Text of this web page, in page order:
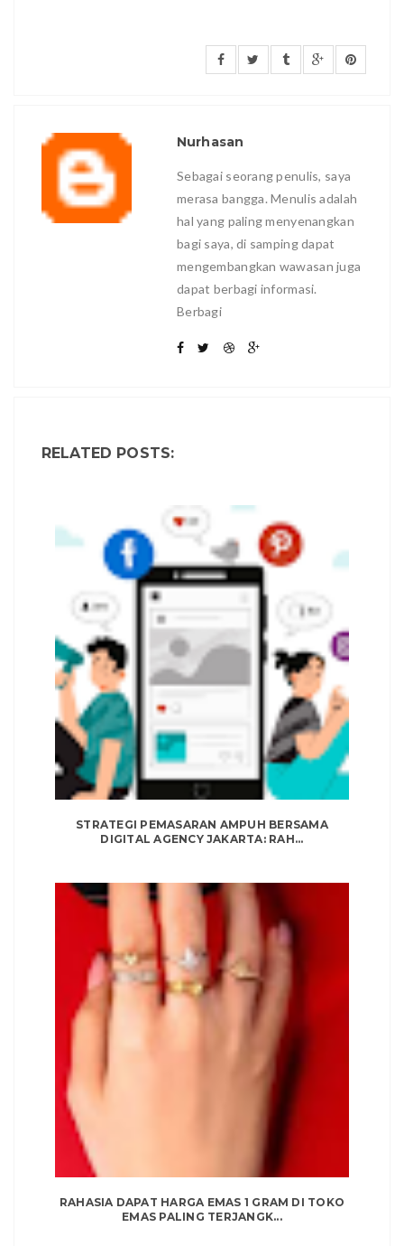
Nurhasan
Sebagai seorang penulis, saya
merasa bangga. Menulis adalah
hal yang paling menyenangkan
bagi saya, di samping dapat
mengembangkan wawasan juga
dapat berbagi informasi.
Berbagi
RELATED POSTS:
STRATEGI PEMASARAN AMPUH BERSAMA
DIGITAL AGENCY JAKARTA: RAH...
RAHASIA DAPAT HARGA EMAS 1 GRAM DI TOKO
EMAS PALING TERJANGK...